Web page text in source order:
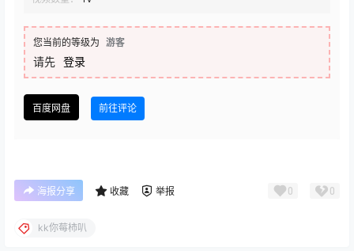
您当前的等级为 游客
请先 登录
百度网盘 前往评论
海报分享 收藏 举报 0 0
kk你莓柿叭